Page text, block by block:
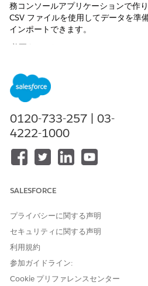
務コンソールアプリケーションで作
CSV ファイルを使用してデータを準
インポートできます。
必要なエディション
使用可能なエディション:
Edition、および
次のオブジェクトのレコードをイン
金融口座
金融口座残高
金融口座取引
り込むこともできます。Automotive
ソースオブジェクトを対応するデー
ピングするのに役立つ、これらのオ
ストリームが含まれています。
0120-733-257 | 03-
4222-1000
SALESFORCE
プライバシーに関する声明
セキュリティに関する声明
利用規約
参加ガイドライン:
Cookie プリファレンスセンター